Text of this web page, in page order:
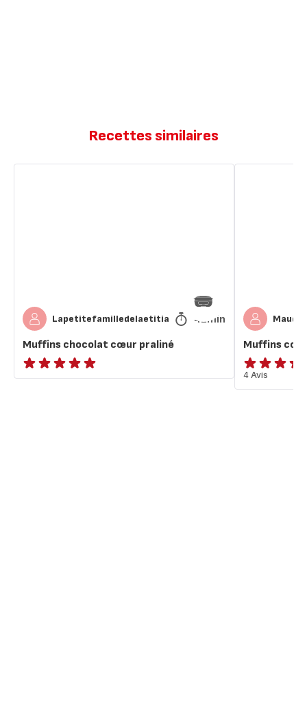
Recettes similaires
Lapetitefamilledelaetitia 42min
Muffins chocolat cœur praliné
ratings.NaN
Muffins
ratings.4.3
4 Avis